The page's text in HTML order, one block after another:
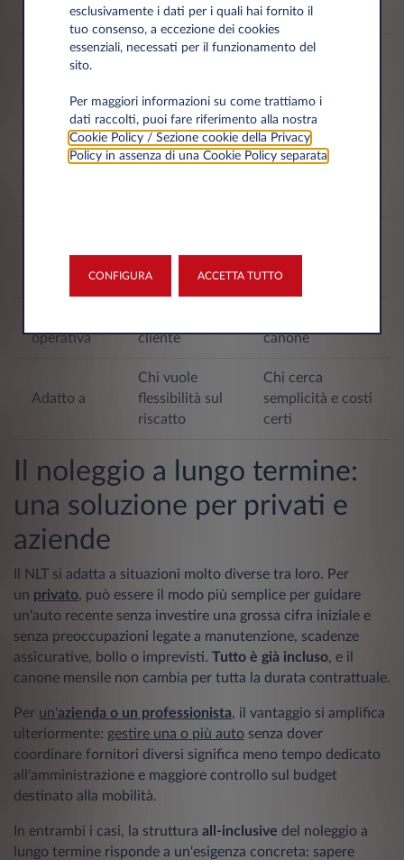
contratto
Proprietà
Finanziaria
possibile)
Servizi
No
Sì
(manutenzione,
acquisto
No
operativa
cliente
canone
Adatto a
Chi vuole
flessibilità sul
riscatto
Chi cerca
semplicità e costi
certi
Il noleggio a lungo termine:
una soluzione per privati e
aziende
Il NLT si adatta a situazioni molto diverse tra loro. Per
un privato, può essere il modo più semplice per guidare
un'auto recente senza investire una grossa cifra iniziale e
senza preoccupazioni legate a manutenzione, scadenze
assicurative, bollo o imprevisti. Tutto è già incluso, e il
canone mensile non cambia per tutta la durata contrattuale.
Per un'azienda o un professionista, il vantaggio si amplifica
ulteriormente: gestire una o più auto senza dover
coordinare fornitori diversi significa meno tempo dedicato
all'amministrazione e maggiore controllo sul budget
destinato alla mobilità.
In entrambi i casi, la struttura all-inclusive del noleggio a
lungo termine risponde a un'esigenza concreta: sapere
esclusivamente i dati per i quali hai fornito il
tuo consenso, a eccezione dei cookies
essenziali, necessati per il funzionamento del
sito.
Per maggiori informazioni su come trattiamo i
dati raccolti, puoi fare riferimento alla nostra
Cookie Policy / Sezione cookie della Privacy
Policy in assenza di una Cookie Policy separata.
CONFIGURA ACCETTA TUTTO